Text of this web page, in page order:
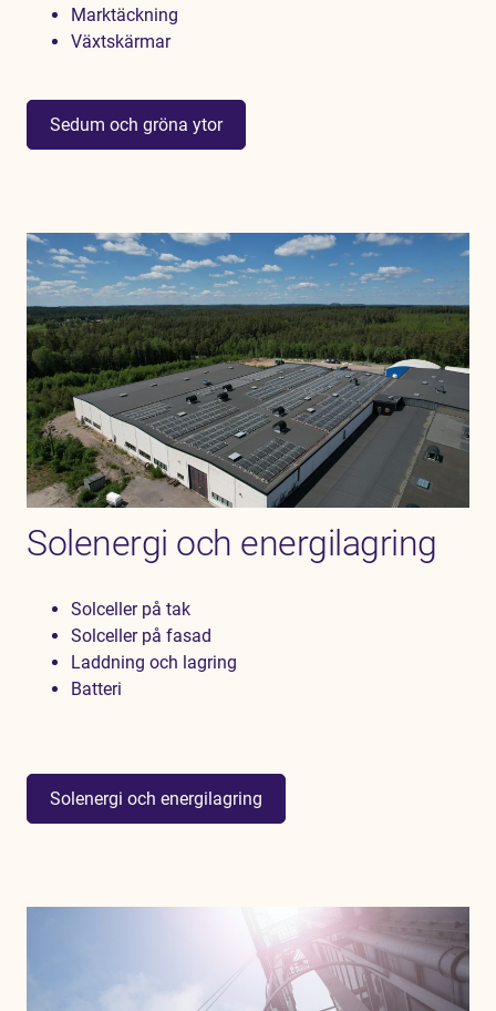
Marktäckning
Växtskärmar
Sedum och gröna ytor
Solenergi och energilagring
Solceller på tak
Solceller på fasad
Laddning och lagring
Batteri
Solenergi och energilagring